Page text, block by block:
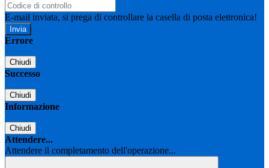
E-mail inviata, si prega di controllare la casella di posta elettronica!
Errore
Chiudi
Successo
Chiudi
Informazione
Chiudi
Attendere...
Attendere il completamento dell'operazione...